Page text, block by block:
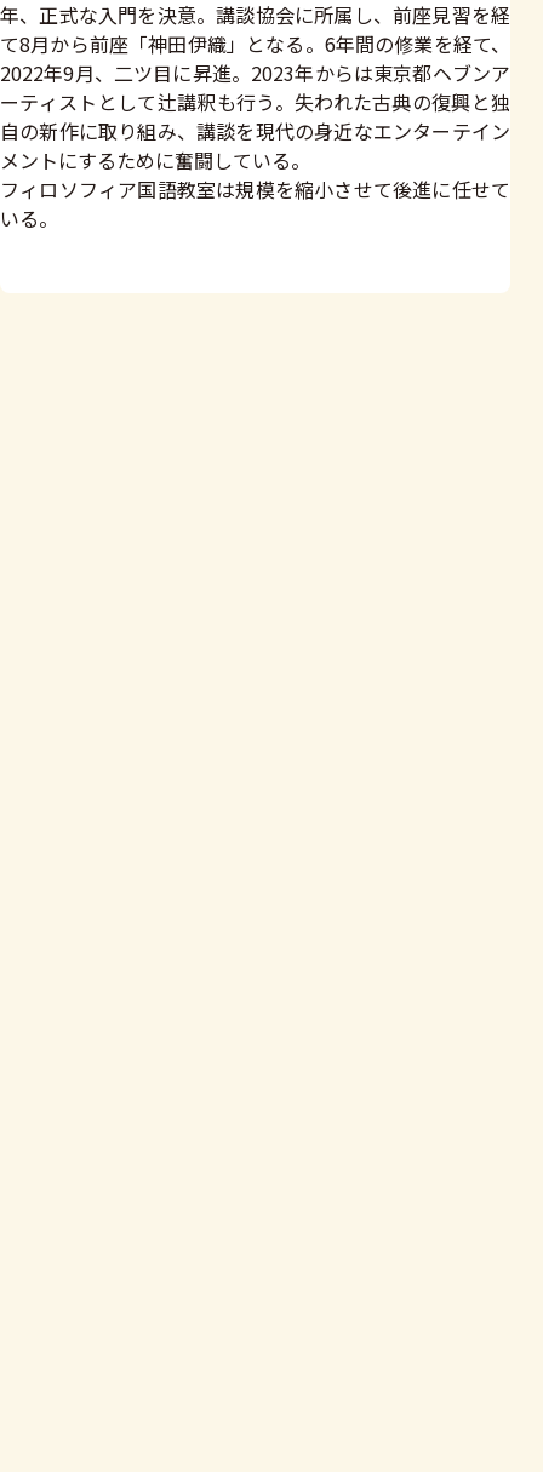
年、正式な入門を決意。講談協会に所属し、前座見習を経
て8月から前座「神田伊織」となる。6年間の修業を経て、
2022年9月、二ツ目に昇進。2023年からは東京都ヘブンア
ーティストとして辻講釈も行う。失われた古典の復興と独
自の新作に取り組み、講談を現代の身近なエンターテイン
メントにするために奮闘している。
フィロソフィア国語教室は規模を縮小させて後進に任せて
いる。